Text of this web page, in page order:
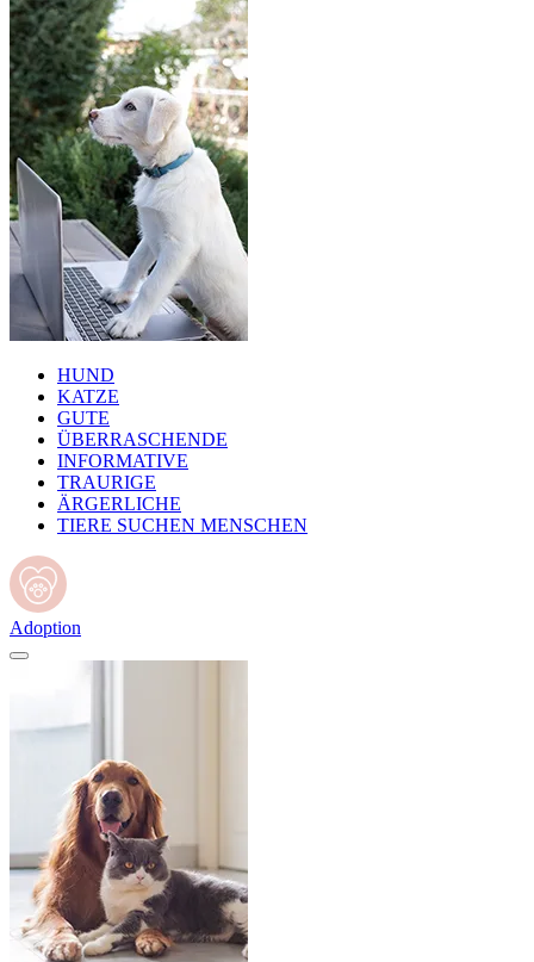
HUND
KATZE
GUTE
ÜBERRASCHENDE
INFORMATIVE
TRAURIGE
ÄRGERLICHE
TIERE SUCHEN MENSCHEN
Adoption